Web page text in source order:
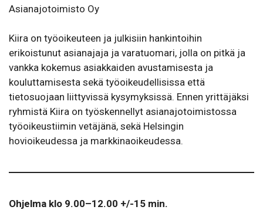
Asianajotoimisto Oy
Kiira on työoikeuteen ja julkisiin hankintoihin
erikoistunut asianajaja ja varatuomari, jolla on pitkä ja
vankka kokemus asiakkaiden avustamisesta ja
kouluttamisesta sekä työoikeudellisissa että
tietosuojaan liittyvissä kysymyksissä. Ennen yrittäjäksi
ryhmistä Kiira on työskennellyt asianajotoimistossa
työoikeustiimin vetäjänä, sekä Helsingin
hovioikeudessa ja markkinaoikeudessa.
Ohjelma klo 9.00–12.00 +/-15 min.